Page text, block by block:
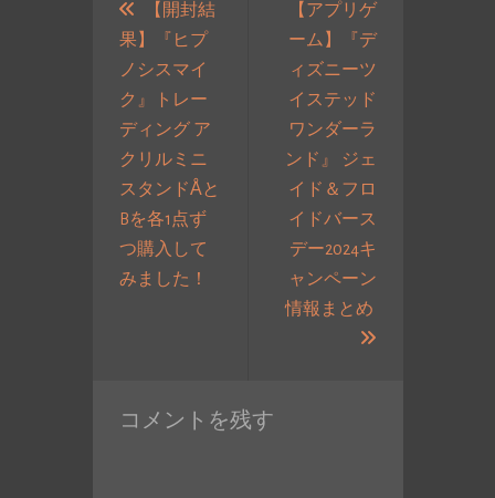
【開封結
果】『ヒプ
ノシスマイ
ク』トレー
ディング ア
クリルミニ
スタンドÅと
Bを各1点ず
つ購入して
みました！
【アプリゲ
ーム】『デ
ィズニーツ
イステッド
ワンダーラ
ンド』 ジェ
イド＆フロ
イドバース
デー2024キ
ャンペーン
情報まとめ
次
コメントを残す